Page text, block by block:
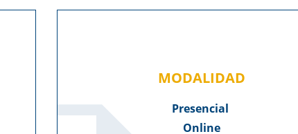
MODALIDAD
Presencial
Online